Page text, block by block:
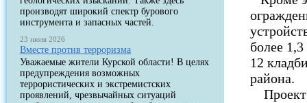
производят широкий спектр бурового
инструмента и запасных частей.
23 июля 2026
Вместе против терроризма
Уважаемые жители Курской области! В целях
предупреждения возможных
террористических и экстремистских
проявлений, чрезвычайных ситуаций
более
12
района.
Проект